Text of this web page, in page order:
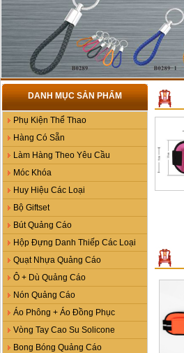
DANH MỤC SẢN PHẨM
Phụ Kiện Thể Thao
Hàng Có Sẵn
Làm Hàng Theo Yêu Cầu
Móc Khóa
Huy Hiệu Các Loại
Bộ Giftset
Bút Quảng Cáo
Hộp Đựng Danh Thiếp Các Loại
Quạt Nhựa Quảng Cáo
Ô + Dù Quảng Cáo
Nón Quảng Cáo
Áo Phông + Áo Đồng Phục
Vòng Tay Cao Su Solicone
Bong Bóng Quảng Cáo